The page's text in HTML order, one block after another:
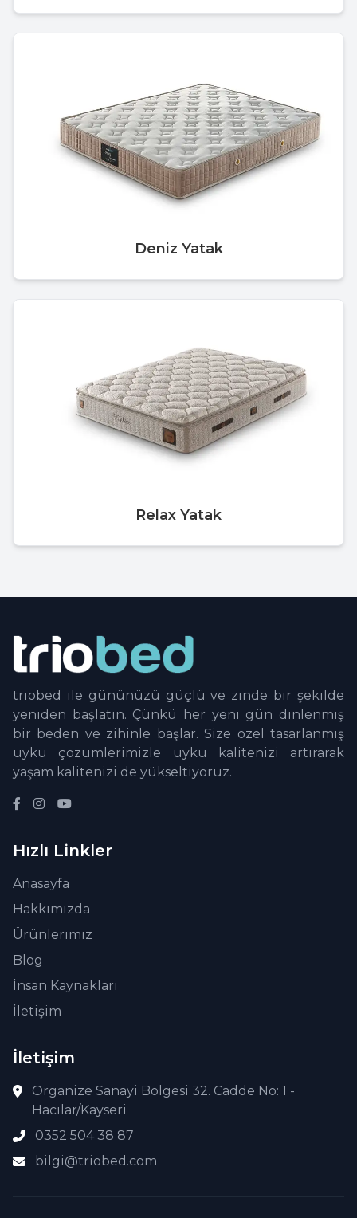
Deniz Yatak
Relax Yatak
triobed ile gününüzü güçlü ve zinde bir şekilde
yeniden başlatın. Çünkü her yeni gün dinlenmiş
bir beden ve zihinle başlar. Size özel tasarlanmış
uyku çözümlerimizle uyku kalitenizi artırarak
yaşam kalitenizi de yükseltiyoruz.
Hızlı Linkler
Anasayfa
Hakkımızda
Ürünlerimiz
Blog
İnsan Kaynakları
İletişim
İletişim
Organize Sanayi Bölgesi 32. Cadde No: 1 -
Hacılar/Kayseri
0352 504 38 87
bilgi@triobed.com